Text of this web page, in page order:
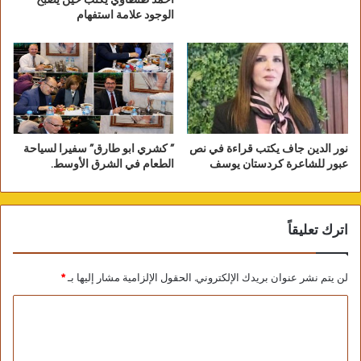
الوجود علامة استفهام
نور الدين جاف يكتب قراءة في نص
عبور للشاعرة كردستان يوسف
” كشري ابو طارق” سفيرا لسياحة
الطعام في الشرق الأوسط.
اترك تعليقاً
لن يتم نشر عنوان بريدك الإلكتروني. الحقول الإلزامية مشار إليها بـ*